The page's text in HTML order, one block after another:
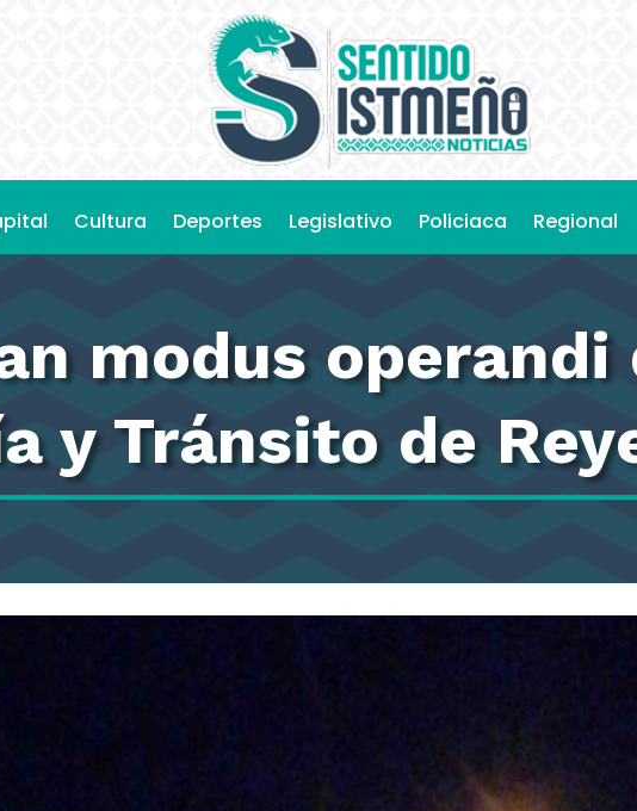
Cultura Deportes Legislativo Policiaca Regional
modus operandi
y Tránsito de